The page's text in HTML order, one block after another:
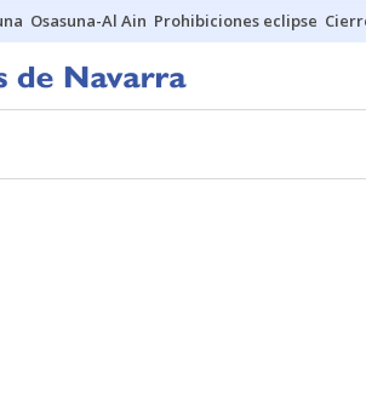
Osasuna-Al Ain Prohibiciones eclipse